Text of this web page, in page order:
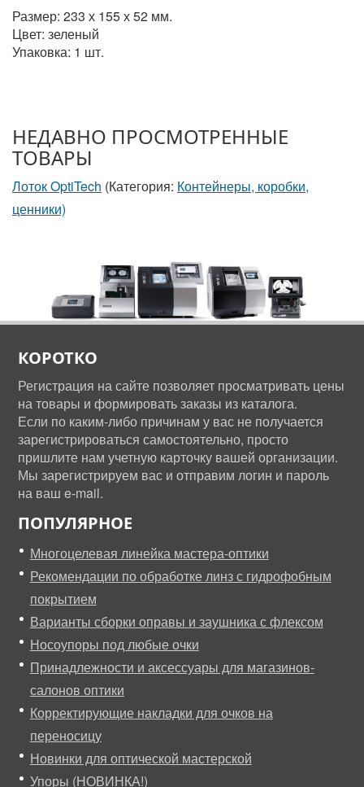
Размер: 233 х 155 х 52 мм.
Цвет: зеленый
Упаковка: 1 шт.
НЕДАВНО ПРОСМОТРЕННЫЕ
ТОВАРЫ
Лоток OptiTech (Категория: Контейнеры, коробки,
ценники)
КОРОТКО
Регистрация на сайте позволяет просматривать цены
на товары и формировать заказы из каталога.
Если по каким-либо причинам у вас не получается
зарегистрироваться самостоятельно, просто
пришлите нам учетную карточку вашей организации.
Мы зарегистрируем вас и отправим логин и пароль
на ваш e-mail.
ПОПУЛЯРНОЕ
Многоцелевая линейка мастера-оптики
Рекомендации по обработке линз с гидрофобным
покрытием
Варианты сборки оправы и заушника с флексом
Носоупоры под любые очки
Принадлежности и аксессуары для магазинов-
салонов оптики
Корректирующие накладки для очков на
переносицу
Новинки для оптической мастерской
Упоры (НОВИНКА!)